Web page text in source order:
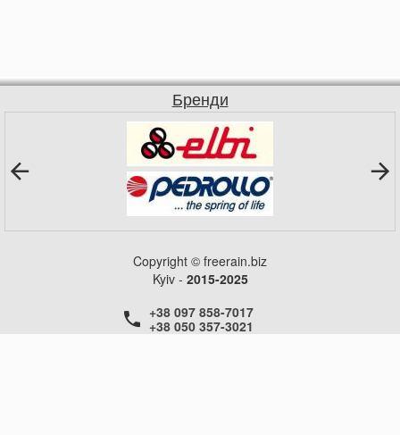
Бренди
Copyright © freerain.biz
Kyiv - 2015-2025
+38 097 858-7017
+38 050 357-3021